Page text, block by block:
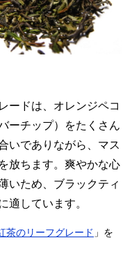
ードは、オレンジペコ
ーチップ）をたくさん
いでありながら、マス
放ちます。爽やかな心
いため、ブラックティ
適しています。
茶のリーフグレード 」を